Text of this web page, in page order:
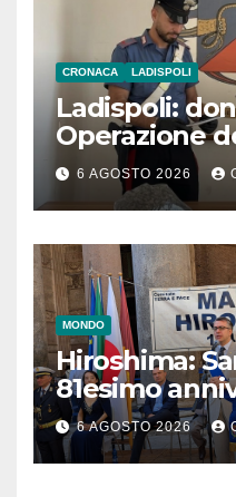
CRONACA LADISPOLI
Ladispoli:
Operazione
6 AGOSTO 2026
MONDO
Hiroshima:
81esimo
monito per
6 AGOSTO 2026